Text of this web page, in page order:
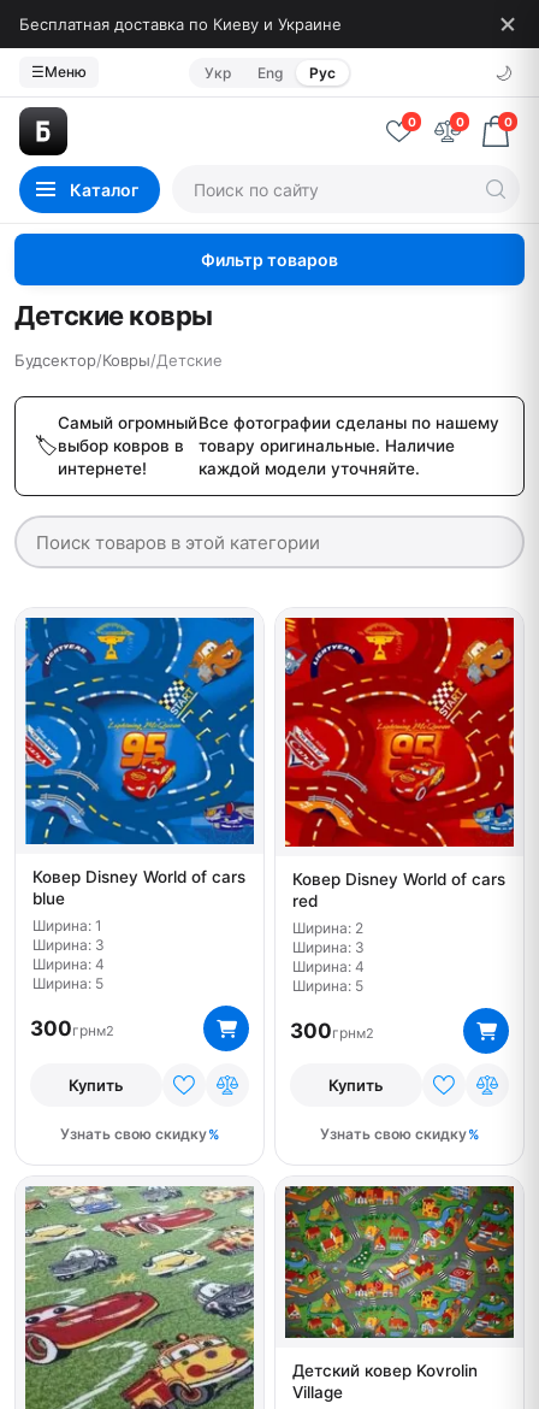
Бесплатная доставка по Киеву и Украине
☰Меню Укр Eng Рус 🌙
Каталог
0 0 0
Детские ковры
Будсектор/Ковры/Детские
Самый огромный
выбор ковров в
интернете!
Все фотографии сделаны по нашему
товару оригинальные. Наличие
каждой модели уточняйте.
Ковер Disney World of cars
blue
Ширина: 1
Ширина: 3
Ширина: 4
Ширина: 5
300грнм2
Купить
Узнать свою скидку
Ковер Disney World of cars
red
Ширина: 2
Ширина: 3
Ширина: 4
Ширина: 5
300грнм2
Купить
Узнать свою скидку
Детский ковер Kovrolin
Village
Фильтр товаров